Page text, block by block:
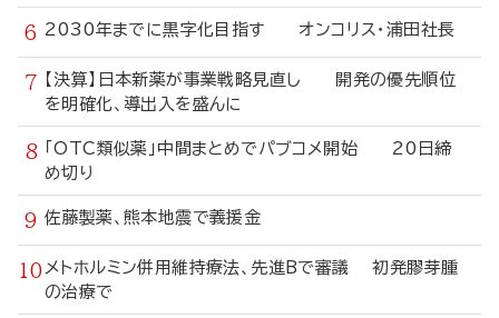
2030年までに黒字化目指す オンコリス・浦田社長
【決算】日本新薬が事業戦略見直し 開発の優先順位
を明確化、導出入を盛んに
「OTC類似薬」中間まとめでパブコメ開始 20日締
め切り
佐藤製薬、熊本地震で義援金
メトホルミン併用維持療法、先進Bで審議 初発膠芽腫
の治療で